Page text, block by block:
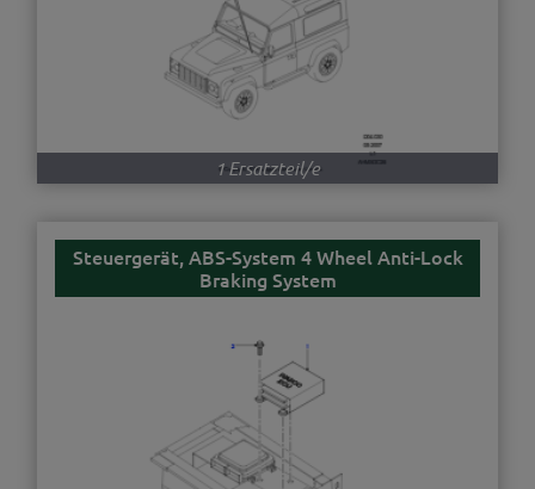
1 Ersatzteil/e
Steuergerät, ABS-System 4 Wheel Anti-Lock
Braking System